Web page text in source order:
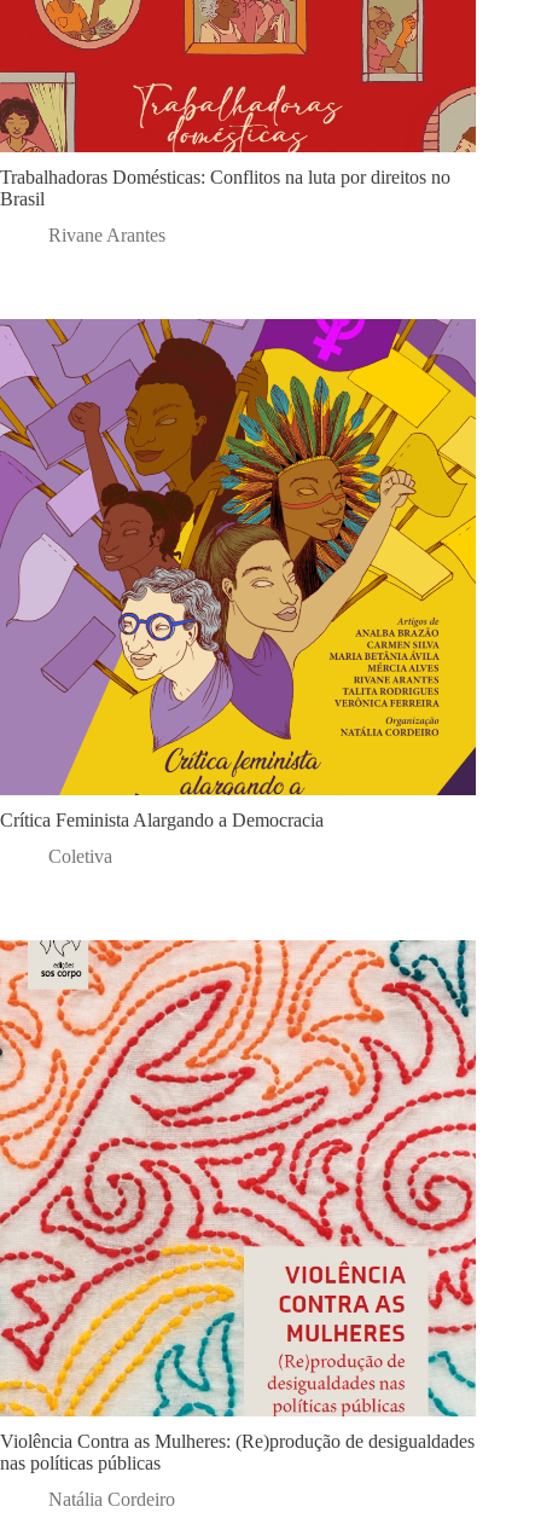
Trabalhadoras Domésticas: Conflitos na luta por direitos no
Brasil
Rivane Arantes
Crítica Feminista Alargando a Democracia
Coletiva
Violência Contra as Mulheres: (Re)produção de desigualdades
nas políticas públicas
Natália Cordeiro